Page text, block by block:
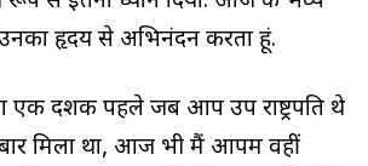
हृदय से अभिनंदन करता हूं.
दशक पहले जब आप उप राष्ट्रपति थे
मिला था, आज भी मैं आपमें वहीं